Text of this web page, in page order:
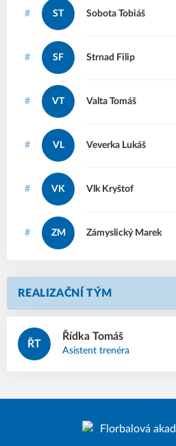
REALIZAČNÍ TÝM
ŘT
Tomáš
Řídka
Asistent trenéra
# ST Tobiáš
Sobota
# SF Filip
Strnad
# VT Tomáš
Valta
# VL Lukáš
Veverka
# VK Kryštof
Vlk
# ZM Marek
Zámyslický